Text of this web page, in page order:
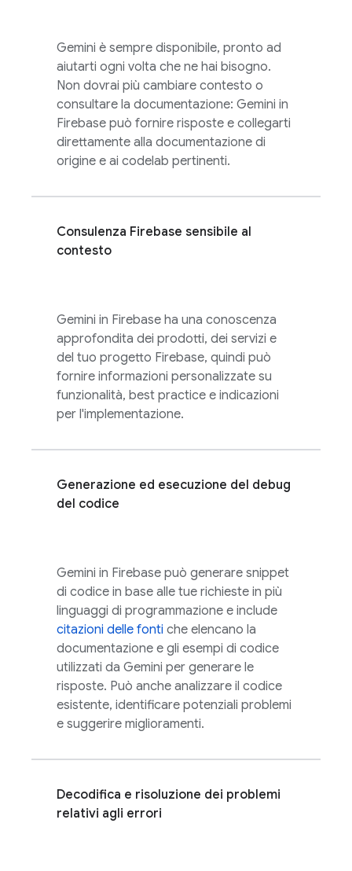
Gemini è sempre disponibile, pronto ad
aiutarti ogni volta che ne hai bisogno.
Non dovrai più cambiare contesto o
consultare la documentazione: Gemini in
Firebase può fornire risposte e collegarti
direttamente alla documentazione di
origine e ai codelab pertinenti.
Consulenza Firebase sensibile al
contesto
Gemini in Firebase ha una conoscenza
approfondita dei prodotti, dei servizi e
del tuo progetto Firebase, quindi può
fornire informazioni personalizzate su
funzionalità, best practice e indicazioni
per l'implementazione.
Generazione ed esecuzione del debug
del codice
Gemini in Firebase può generare snippet
di codice in base alle tue richieste in più
linguaggi di programmazione e include
citazioni delle fonti che elencano la
documentazione e gli esempi di codice
utilizzati da Gemini per generare le
risposte. Può anche analizzare il codice
esistente, identificare potenziali problemi
e suggerire miglioramenti.
Decodifica e risoluzione dei problemi
relativi agli errori